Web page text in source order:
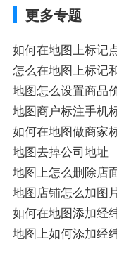
更多专题
如何在地图上标记
怎么在地图上标记
地图怎么设置商品
地图商户标注手机
驻
如何在地图做商家
标
地图去掉公司地址
地图上怎么删除店
地图店铺怎么加图
如何在地图添加经
地图上如何添加经